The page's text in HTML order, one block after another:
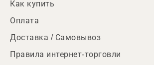
Как купить
Оплата
Доставка / Самовывоз
Правила интернет-торговли